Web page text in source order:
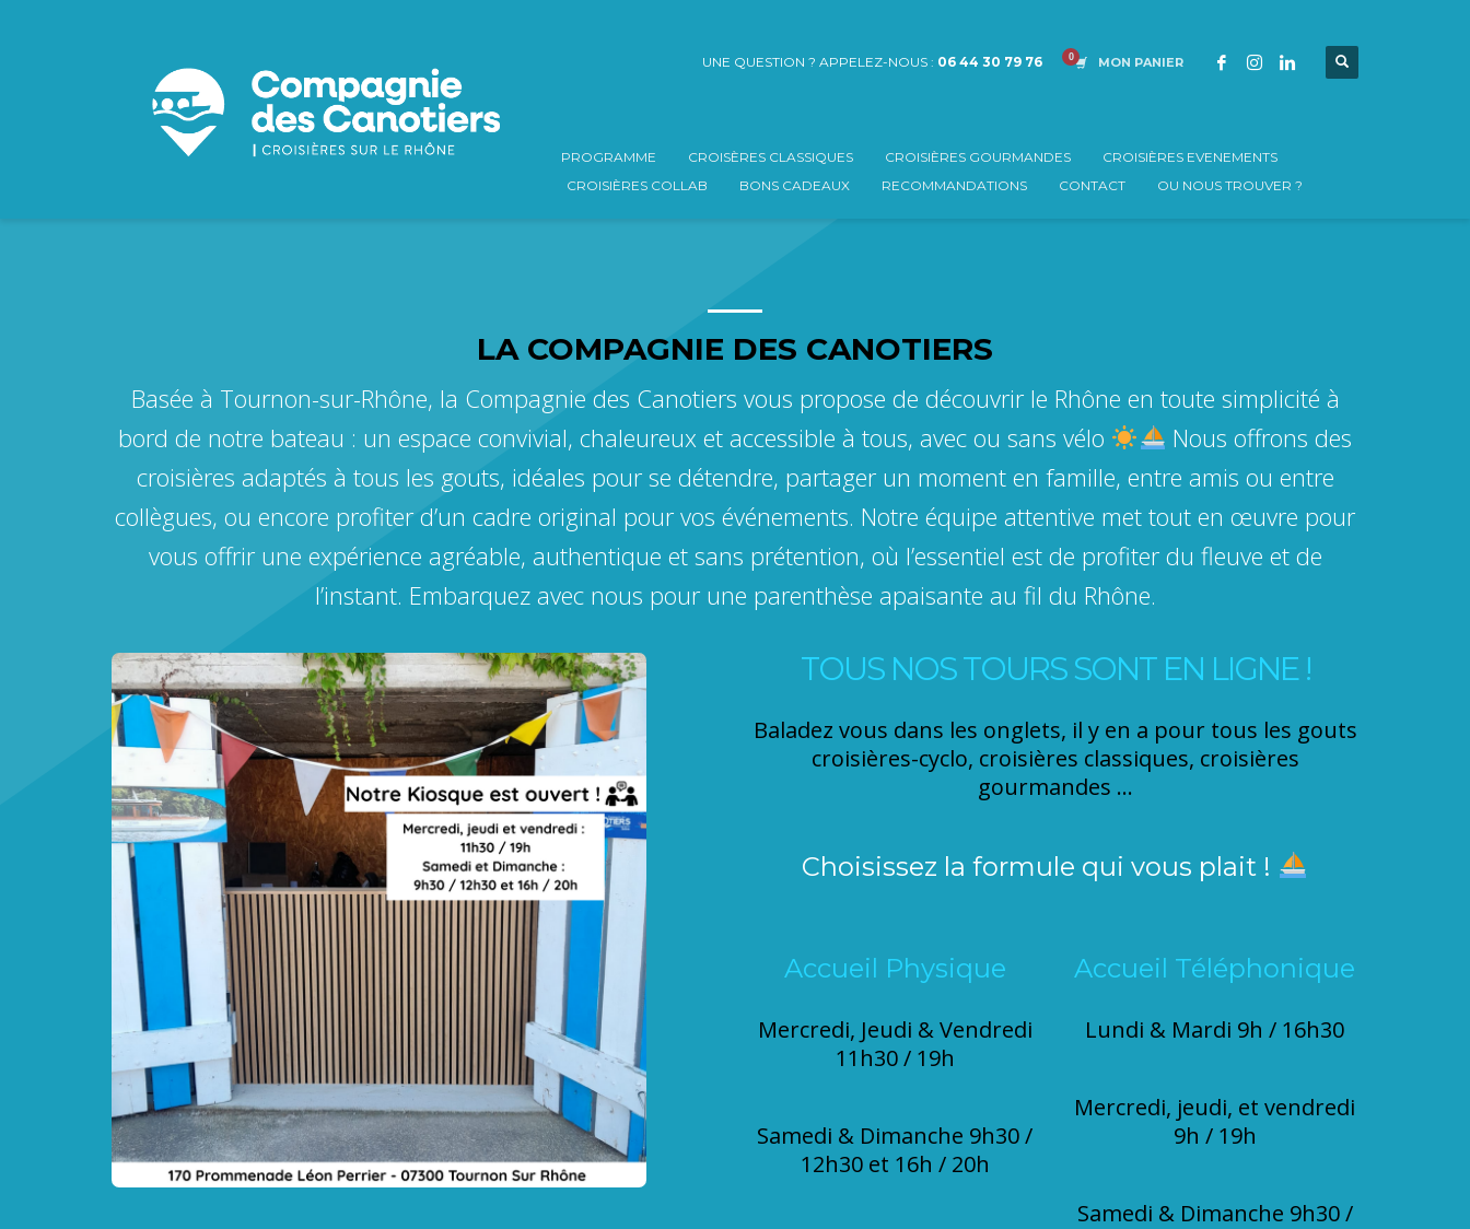
UNE QUESTION ? APPELEZ-NOUS : 06 44 30 79 76 MON PANIER
PROGRAMME CROISÈRES CLASSIQUES CROISIÈRES GOURMANDES
CROISIÈRES EVENEMENTS
CROISIÈRES COLLAB
BONS CADEAUX RECOMMANDATIONS CONTACT OU NOUS TROUVER ?
LA COMPAGNIE DES CANOTIERS
Basée à Tournon-sur-Rhône, la Compagnie des Canotiers vous propose de découvrir le Rhône en toute simplicité à
bord de notre bateau : un espace convivial, chaleureux et accessible à tous, avec ou sans vélo
Nous offrons des
croisières adaptés à tous les gouts, idéales pour se détendre, partager un moment en famille, entre amis ou entre
collègues, ou encore profiter d’un cadre original pour vos événements. Notre équipe attentive met tout en œuvre pour
vous offrir une expérience agréable, authentique et sans prétention, où l’essentiel est de profiter du fleuve et de
l’instant. Embarquez avec nous pour une parenthèse apaisante au fil du Rhône.
TOUS NOS TOURS SONT EN LIGNE !
Baladez vous dans les onglets, il y en a pour tous les gouts
croisières-cyclo, croisières classiques, croisières
gourmandes ...
Choisissez la formule qui vous plait !
Accueil Physique
Mercredi, Jeudi & Vendredi
11h30 / 19h
Samedi & Dimanche 9h30 /
12h30 et 16h / 20h
Accueil Téléphonique
Lundi & Mardi 9h / 16h30
Mercredi, jeudi, et vendredi
9h / 19h
Samedi & Dimanche 9h30 /